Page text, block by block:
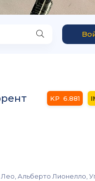
6.881
Альберто Лионелло,